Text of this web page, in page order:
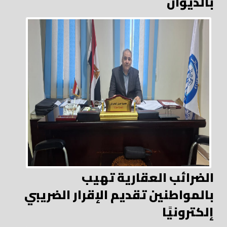
الضرائب العقارية تهيب
بالمواطنين تقديم الإقرار الضريبي
إلكترونيًا